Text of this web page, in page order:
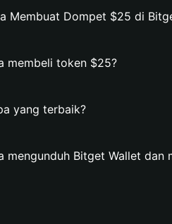
Membuat Dompet $25 di
membeli token $25?
yang terbaik?
mengunduh Bitget Wallet dan